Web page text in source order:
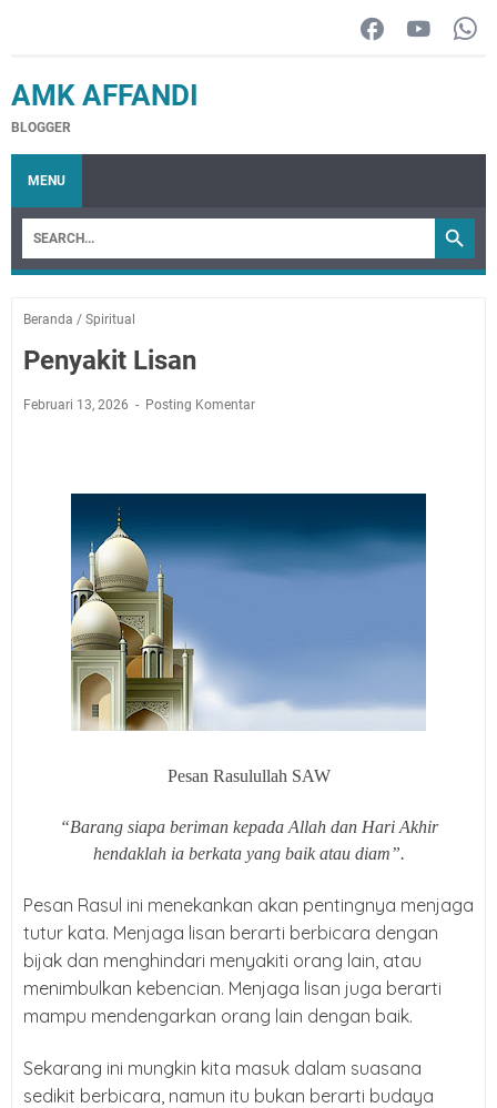
AMK AFFANDI
BLOGGER
MENU
Beranda / Spiritual
Penyakit Lisan
Februari 13, 2026 Posting Komentar
Pesan Rasulullah SAW
“Barang siapa beriman kepada Allah dan Hari Akhir
hendaklah ia berkata yang baik atau diam”.
Pesan Rasul ini menekankan akan pentingnya menjaga
tutur kata. Menjaga lisan berarti berbicara dengan
bijak dan menghindari menyakiti orang lain, atau
menimbulkan kebencian. Menjaga lisan juga berarti
mampu mendengarkan orang lain dengan baik.
Sekarang ini mungkin kita masuk dalam suasana
sedikit berbicara, namun itu bukan berarti budaya